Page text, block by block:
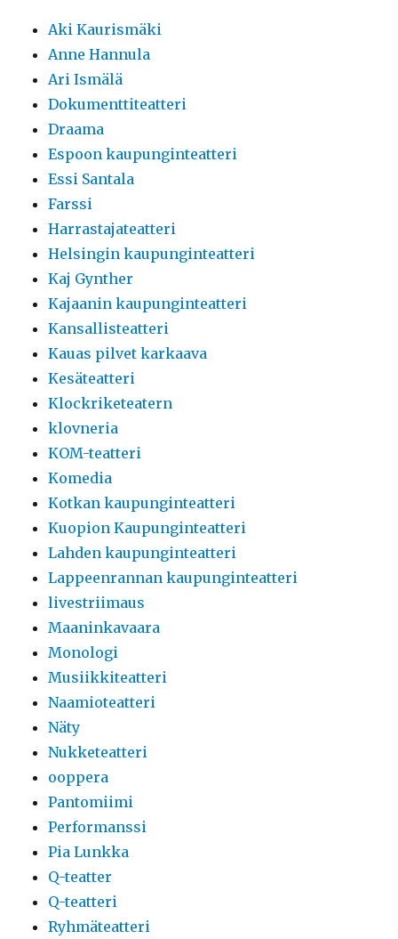
Aki Kaurismäki
Anne Hannula
Ari Ismälä
Dokumenttiteatteri
Draama
Espoon kaupunginteatteri
Essi Santala
Farssi
Harrastajateatteri
Helsingin kaupunginteatteri
Kaj Gynther
Kajaanin kaupunginteatteri
Kansallisteatteri
Kauas pilvet karkaava
Kesäteatteri
Klockriketeatern
klovneria
KOM-teatteri
Komedia
Kotkan kaupunginteatteri
Kuopion Kaupunginteatteri
Lahden kaupunginteatteri
Lappeenrannan kaupunginteatteri
livestriimaus
Maaninkavaara
Monologi
Musiikkiteatteri
Naamioteatteri
Näty
Nukketeatteri
ooppera
Pantomiimi
Performanssi
Pia Lunkka
Q-teatter
Q-teatteri
Ryhmäteatteri